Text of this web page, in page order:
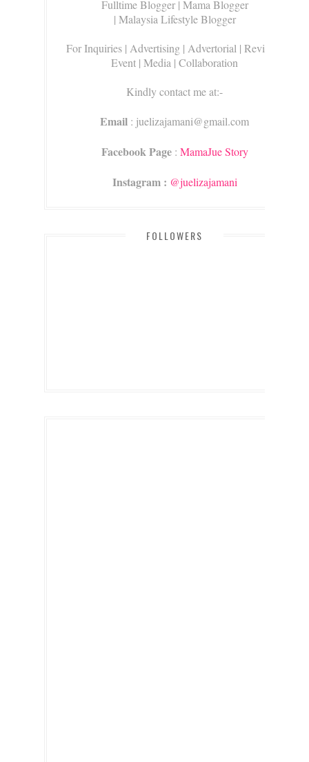
Fulltime Blogger | Mama Blogger
| Malaysia Lifestyle Blogger
For Inquiries | Advertising | Advertorial | Review |
Event | Media | Collaboration
Kindly contact me at:-
Email : juelizajamani@gmail.com
Facebook Page: MamaJue Story
Instagram : @juelizajamani
FOLLOWERS